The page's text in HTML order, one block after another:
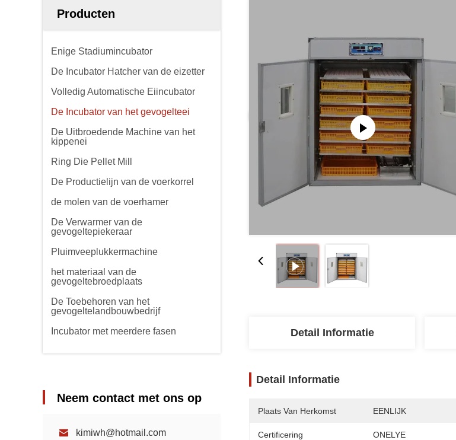
Producten
Enige Stadiumincubator
De Incubator Hatcher van de eizetter
Volledig Automatische Eiincubator
De Incubator van het gevogelteei
De Uitbroedende Machine van het
kippenei
Ring Die Pellet Mill
De Productielijn van de voerkorrel
de molen van de voerhamer
De Verwarmer van de
gevogeltepiekeraar
Pluimveeplukkermachine
het materiaal van de
gevogeltebroedplaats
De Toebehoren van het
gevogeltelandbouwbedrijf
Incubator met meerdere fasen
Neem contact met ons op
kimiwh@hotmail.com
Detail Informatie
Detail Informatie
Plaats Van Herkomst EENLIJK
Certificering ONELYE